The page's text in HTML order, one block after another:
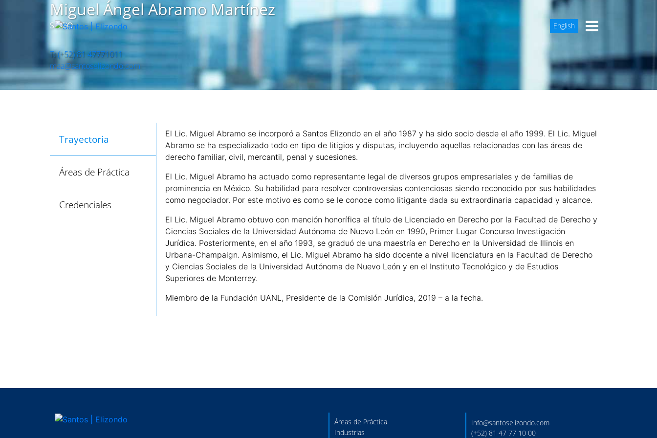
English
Miguel Ángel Abramo Martínez
SOCIO
T: (+52) 81 47771011
maa@santoselizondo.com
Trayectoria
Áreas de Práctica
Credenciales
El Lic. Miguel Abramo se incorporó a Santos Elizondo en el año 1987 y ha sido socio desde el año 1999. El Lic. Miguel
Abramo se ha especializado todo en tipo de litigios y disputas, incluyendo aquellas relacionadas con las áreas de
derecho familiar, civil, mercantil, penal y sucesiones.
El Lic. Miguel Abramo ha actuado como representante legal de diversos grupos empresariales y de familias de
prominencia en México. Su habilidad para resolver controversias contenciosas siendo reconocido por sus habilidades
como negociador. Por este motivo es como se le conoce como litigante dada su extraordinaria capacidad y alcance.
El Lic. Miguel Abramo obtuvo con mención honorífica el título de Licenciado en Derecho por la Facultad de Derecho y
Ciencias Sociales de la Universidad Autónoma de Nuevo León en 1990, Primer Lugar Concurso Investigación
Jurídica. Posteriormente, en el año 1993, se graduó de una maestría en Derecho en la Universidad de Illinois en
Urbana-Champaign. Asimismo, el Lic. Miguel Abramo ha sido docente a nivel licenciatura en la Facultad de Derecho
y Ciencias Sociales de la Universidad Autónoma de Nuevo León y en el Instituto Tecnológico y de Estudios
Superiores de Monterrey.
Miembro de la Fundación UANL, Presidente de la Comisión Jurídica, 2019 – a la fecha.
Áreas de Práctica
Industrias
Info@santoselizondo.com
(+52) 81 47 77 10 00